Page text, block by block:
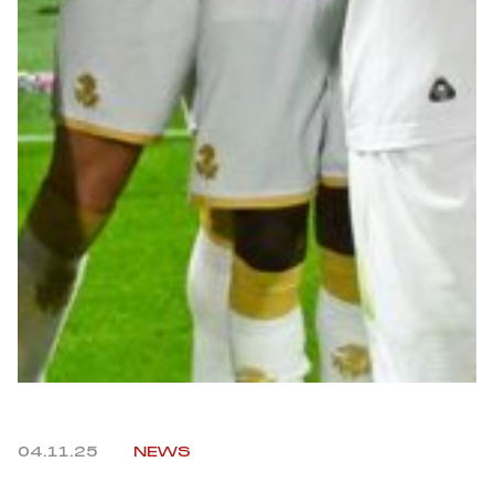
Robe di Kappa x Genoa
Vintage Collection
Red&Blue Voices
Kids
Accessori
Party
04.11.25 NEWS